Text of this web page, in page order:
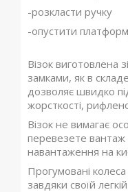
-розкласти ручку
-опустити
Візок виготовлена
замками, як в
дозволяє швидко
жорсткості,
Візок не вимагає
перевезете вантаж
навантаження на
Прогумовані
завдяки своїй